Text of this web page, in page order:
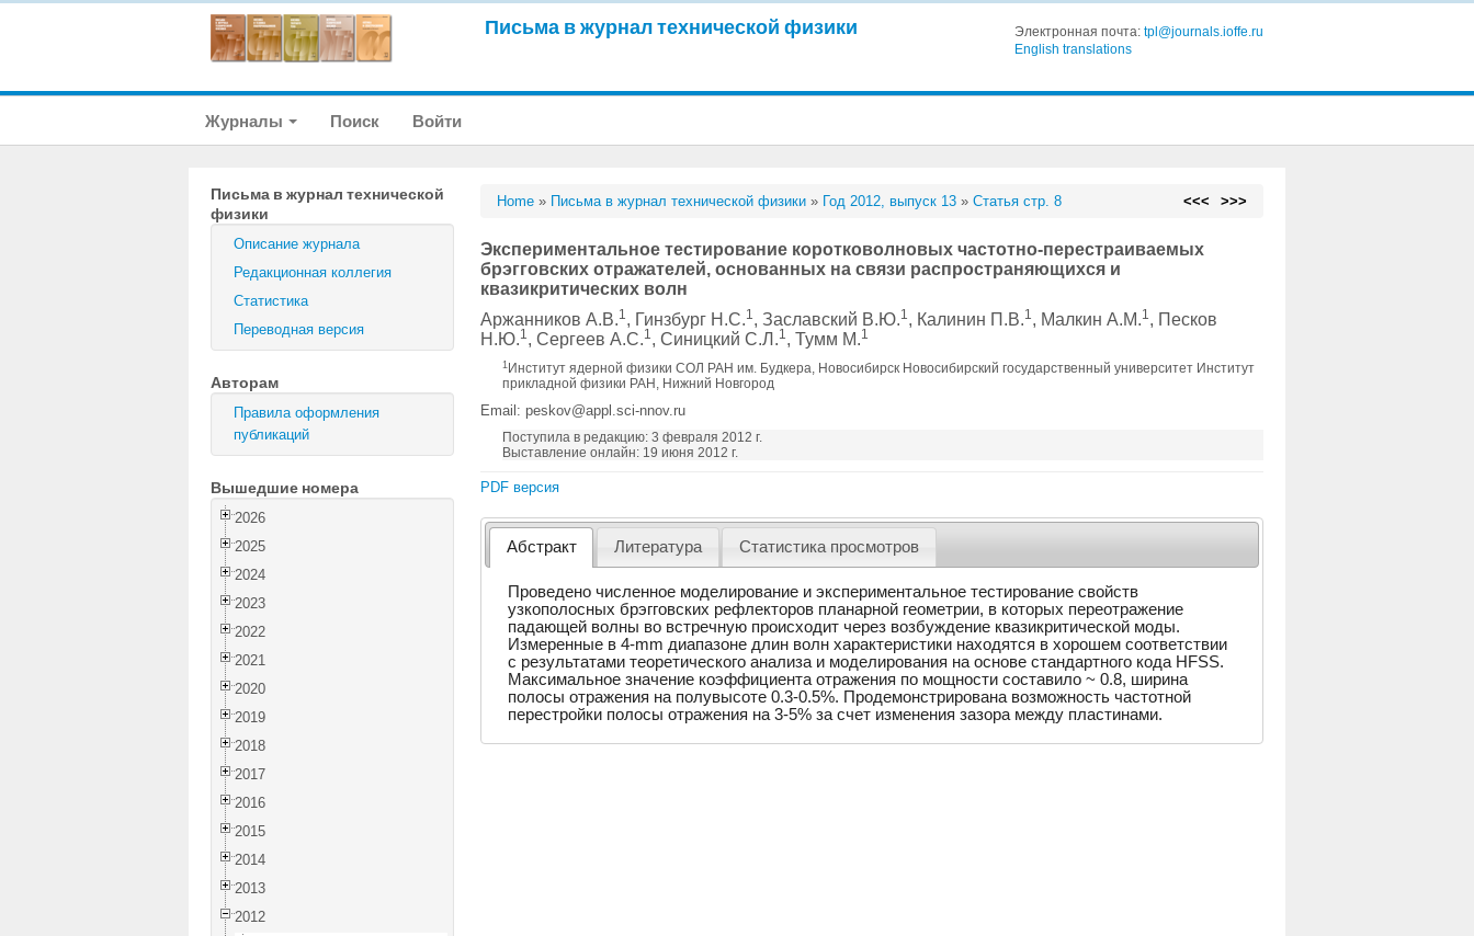
Письма в журнал технической физики Электронная почта: tpl@journals.ioffe.ru
English translations
Журналы Поиск Войти
Письма в журнал технической
физики
Описание журнала
Редакционная коллегия
Статистика
Переводная версия
Авторам
Правила оформления
публикаций
Вышедшие номера
2026
2025
2024
2023
2022
2021
2020
2019
2018
2017
2016
2015
2014
2013
2012
Home » Письма в журнал технической физики » Год 2012, выпуск 13 »Статья стр. 8 <<< >>>
Экспериментальное тестирование коротковолновых частотно-перестраиваемых
брэгговских отражателей, основанных на связи распространяющихся и
квазикритических волн
Аржанников А.В.1, Гинзбург Н.С.1, Заславский В.Ю.1, Калинин П.В.1, Малкин А.М.1, Песков
Н.Ю.1, Сергеев А.С.1, Синицкий С.Л.1, Тумм М.1
1 Институт ядерной физики СОЛ РАН им. Будкера, Новосибирск Новосибирский государственный университет Институт
прикладной физики РАН, Нижний Новгород
Email: peskov@appl.sci-nnov.ru
Поступила в редакцию: 3 февраля 2012 г.
Выставление онлайн: 19 июня 2012 г.
PDF версия
Абстракт Литература Статистика просмотров
Проведено численное моделирование и экспериментальное тестирование свойств
узкополосных брэгговских рефлекторов планарной геометрии, в которых переотражение
падающей волны во встречную происходит через возбуждение квазикритической моды.
Измеренные в 4-mm диапазоне длин волн характеристики находятся в хорошем соответствии
с результатами теоретического анализа и моделирования на основе стандартного кода HFSS.
Максимальное значение коэффициента отражения по мощности составило ~ 0.8, ширина
полосы отражения на полувысоте 0.3-0.5%. Продемонстрирована возможность частотной
перестройки полосы отражения на 3-5% за счет изменения зазора между пластинами.